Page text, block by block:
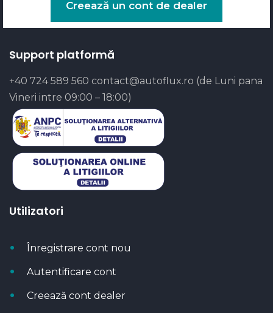
Creează un cont de dealer
Support platformă
+40 724 589 560 contact@autoflux.ro (de Luni pana
Vineri intre 09:00 – 18:00)
Utilizatori
Înregistrare cont nou
Autentificare cont
Creează cont dealer